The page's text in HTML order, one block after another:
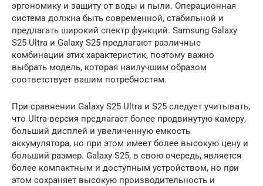
эргономику и защиту от воды и пыли. Операционная
система должна быть современной, стабильной и
предлагать широкий спектр функций. Samsung Galaxy
S25 Ultra и Galaxy S25 предлагают различные
комбинации этих характеристик, поэтому важно
выбрать модель, которая наилучшим образом
соответствует вашим потребностям.
При сравнении Galaxy S25 Ultra и S25 следует учитывать,
что Ultra-версия предлагает более продвинутую камеру,
больший дисплей и увеличенную емкость
аккумулятора, но при этом имеет более высокую цену и
больший размер. Galaxy S25, в свою очередь, является
более компактным и доступным устройством, но при
этом сохраняет высокую производительность и